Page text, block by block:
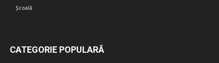
Școală
CATEGORIE POPULARĂ